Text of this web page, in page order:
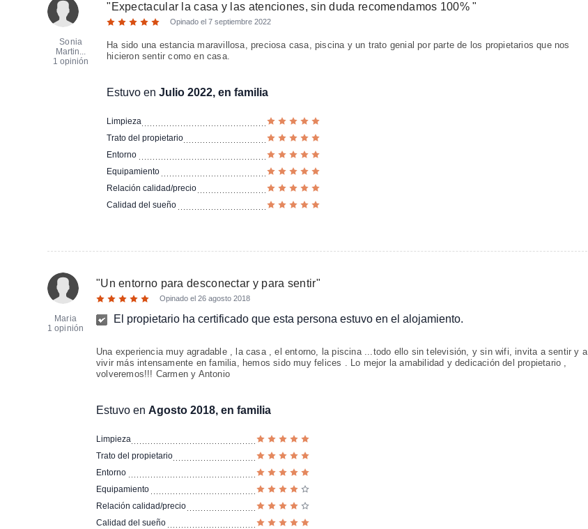
Sonia
Martin...
1 opinión
" Expectacular la casa y las atenciones, sin duda recomendamos 100%"
Opinado el7 septiembre 2022
Ha sido una estancia maravillosa, preciosa casa, piscina y un trato genial por parte de los propietarios que nos
hicieron sentir como en casa.
Estuvo enJulio 2022, en familia
Limpieza
Trato del propietario
Entorno
Equipamiento
Relación calidad/precio
Calidad del sueño
Maria
1 opinión
"Un entorno para desconectar y para sentir"
Opinado el 26 agosto 2018
El propietario ha certificado que esta persona estuvo en el alojamiento.
Una experiencia muy agradable , la casa , el entorno, la piscina ...todo ello sin televisión, y sin wifi, invita a sentir y a
vivir más intensamente en familia, hemos sido muy felices . Lo mejor la amabilidad y dedicación del propietario ,
volveremos!!! Carmen y Antonio
Estuvo en Agosto 2018, en familia
Limpieza
Trato del propietario
Entorno
Equipamiento
Relación calidad/precio
Calidad del sueño